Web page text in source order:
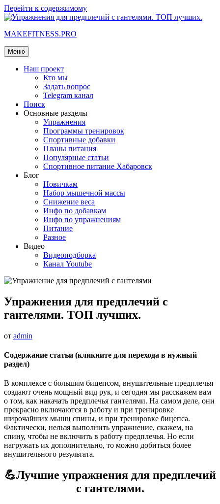
Перейти к содержимому
MAKEFITNESS.PRO
Меню
Наш проект
Кто мы
Задать вопрос
Telegram канал
Поиск
Основные разделы
Упражнения
Программы тренировок
Спортивные добавки
Планы питания
Популярные статьи
Спортивное питание Хабаровск
Блог
Новичкам
Набор мышечной массы
Снижение веса
Инфо по добавкам
Инфо по упражнениям
Питание
Разное
Видео
Видеоподборка
Канал Youtube
Упражнения для предплечий с
гантелями. ТОП лучших.
от admin
Содержание статьи (кликните для перехода в нужный
раздел)
В комплексе с большим бицепсом, внушительные предплечья
создают очень мощный вид рук, и сегодня мы расскажем вам
о том, как накачать предплечья гантелями. На самом деле, они
прекрасно включаются в работу и при тренировке
широчайших мышц спины, и при тренировке бицепса.
Фактически, нельзя выполнить упражнение, скажем, на
спину, чтобы не включить в работу предплечья. Но если
нагружать их дополнительно, то можно добиться более
внушительного результата.
💪Лучшие упражнения для предплечий
с гантелями.